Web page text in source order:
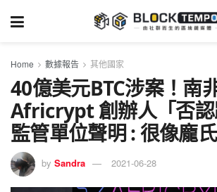
Home 數據報告 其他國家
40億美元BTC涉案！南
Africrypt 創辦人「否認
監管單位聲明 : 很像龐
by Sandra 2021-06-28